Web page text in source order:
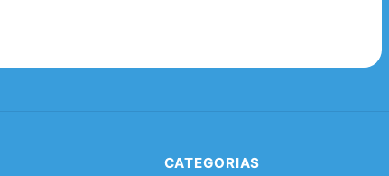
CATEGORIAS